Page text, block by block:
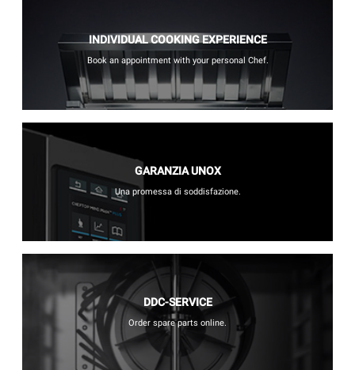
INDIVIDUAL COOKING EXPERIENCE
Book an appointment with your personal Chef.
GARANZIA UNOX
Una promessa di soddisfazione.
DDC-SERVICE
Order spare parts online.